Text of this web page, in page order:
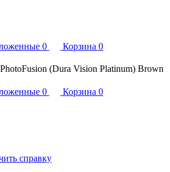
0 Корзина 0
(Dura Vision Platinum) Brown
0 Корзина 0
справку